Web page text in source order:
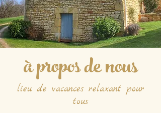
à propos de nous
lieu de vacances relaxant pour
tous